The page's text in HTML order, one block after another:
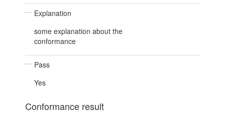
Explanation
some explanation about the
conformance
Pass
Yes
Conformance result